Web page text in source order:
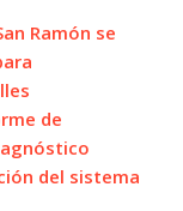
Ramón se
de
del sistema